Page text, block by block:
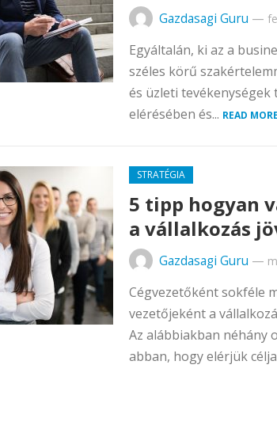
Gazdasagi Guru —
Egyáltalán, ki az a
széles körű
és üzleti
elérésében és... READ
STRATÉGIA
5 tipp hogyan
a vállalkozás
Gazdasagi Guru —
Cégvezetőként sokféle
vezetőjeként a
Az alábbiakban néhány
abban, hogy elérjük